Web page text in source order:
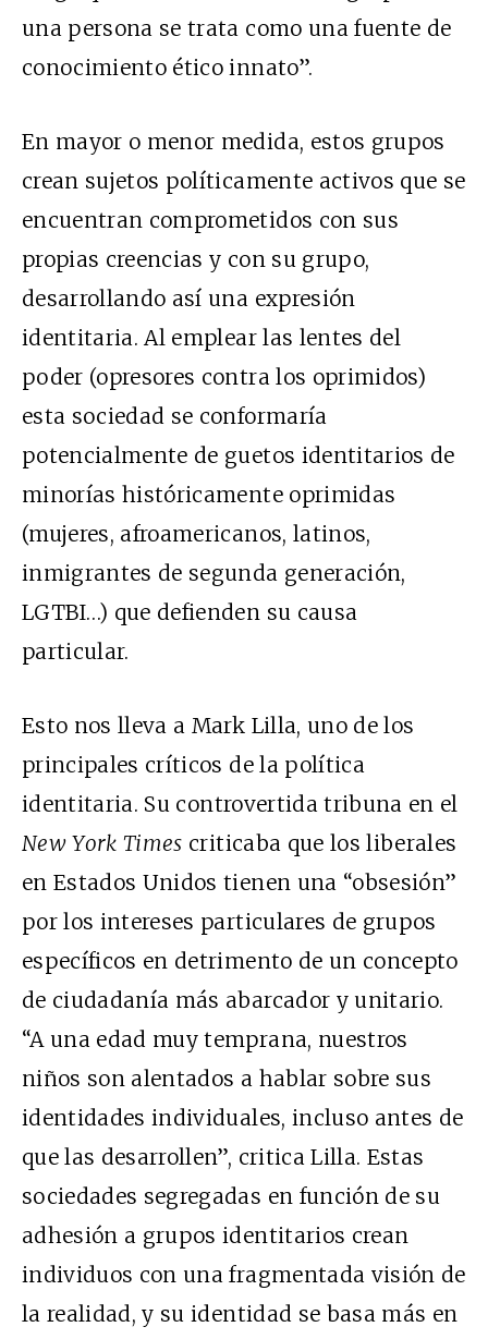
una persona se trata como una fuente de
conocimiento ético innato”.
En mayor o menor medida, estos grupos
crean sujetos políticamente activos que se
encuentran comprometidos con sus
propias creencias y con su grupo,
desarrollando así una expresión
identitaria. Al emplear las lentes del
poder (opresores contra los oprimidos)
esta sociedad se conformaría
potencialmente de guetos identitarios de
minorías históricamente oprimidas
(mujeres, afroamericanos, latinos,
inmigrantes de segunda generación,
LGTBI…) que defienden su causa
particular.
Esto nos lleva a Mark Lilla, uno de los
principales críticos de la política
identitaria. Su controvertida tribuna en el
New York Times criticaba que los liberales
en Estados Unidos tienen una “obsesión”
por los intereses particulares de grupos
específicos en detrimento de un concepto
de ciudadanía más abarcador y unitario.
“A una edad muy temprana, nuestros
niños son alentados a hablar sobre sus
identidades individuales, incluso antes de
que las desarrollen”, critica Lilla. Estas
sociedades segregadas en función de su
adhesión a grupos identitarios crean
individuos con una fragmentada visión de
la realidad, y su identidad se basa más en